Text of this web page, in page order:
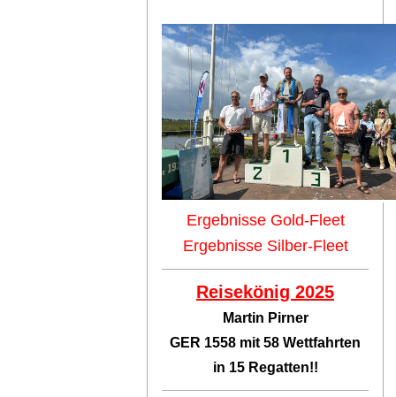
Ergebnisse Gold-Fleet
Ergebnisse Silber-Fleet
Reisekönig 2025
Martin Pirner
GER 1558 mit 58 Wettfahrten
in 15 Regatten!!